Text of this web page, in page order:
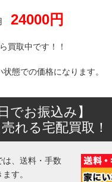
24000円
買取中です！！
態での価格になります。
でお振込み】
れる宅配買取！
、送料・手数
す。